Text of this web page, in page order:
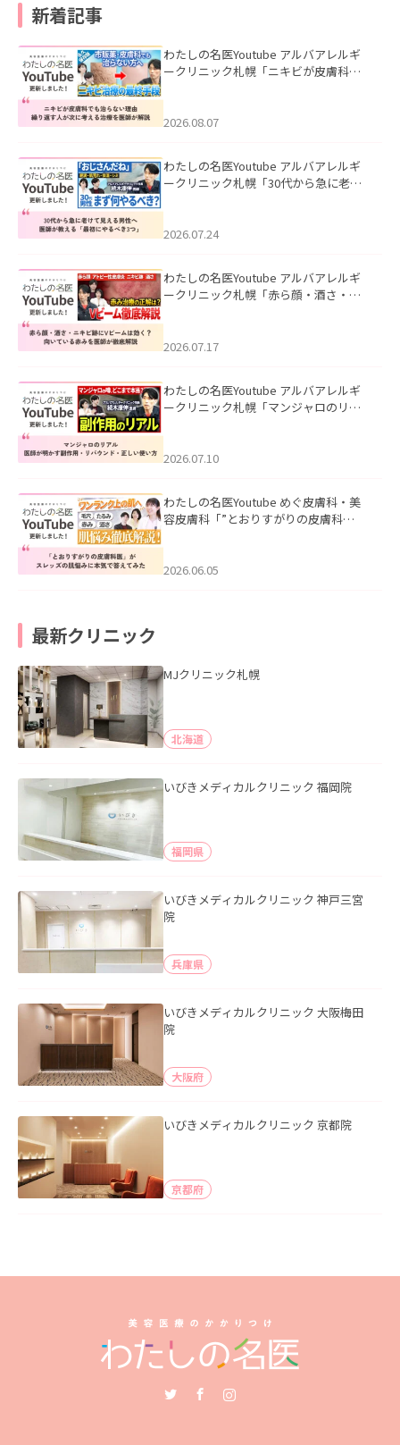
新着記事
わたしの名医Youtube アルバアレルギ
ークリニック札幌「ニキビが皮膚科で
ました。
2026.08.07
わたしの名医Youtube アルバアレルギ
ークリニック札幌「30代から急に老け
た。
2026.07.24
わたしの名医Youtube アルバアレルギ
ークリニック札幌「赤ら顔・酒さ・ニ
した。
2026.07.17
わたしの名医Youtube アルバアレルギ
ークリニック札幌「マンジャロのリア
た。
2026.07.10
わたしの名医Youtube めぐ皮膚科・美
容皮膚科「”とおりすがりの皮膚科
2026.06.05
最新クリニック
MJクリニック札幌
北海道
いびきメディカルクリニック 福岡院
福岡県
いびきメディカルクリニック 神戸三宮
院
兵庫県
いびきメディカルクリニック 大阪梅田
院
大阪府
いびきメディカルクリニック 京都院
京都府